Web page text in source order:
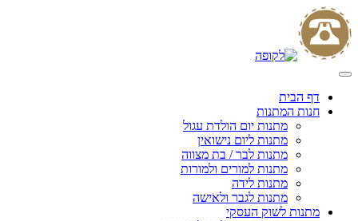
Skip
to
content
דף הבית
חנות המתנות
מתנות יום הולדת עגול
מתנות ליום נישואין
מתנות לבר / בת מצווה
מתנות למורים ולמורות
מתנות לידה
מתנות לגבר ולאישה
מתנות לשוק העסקי